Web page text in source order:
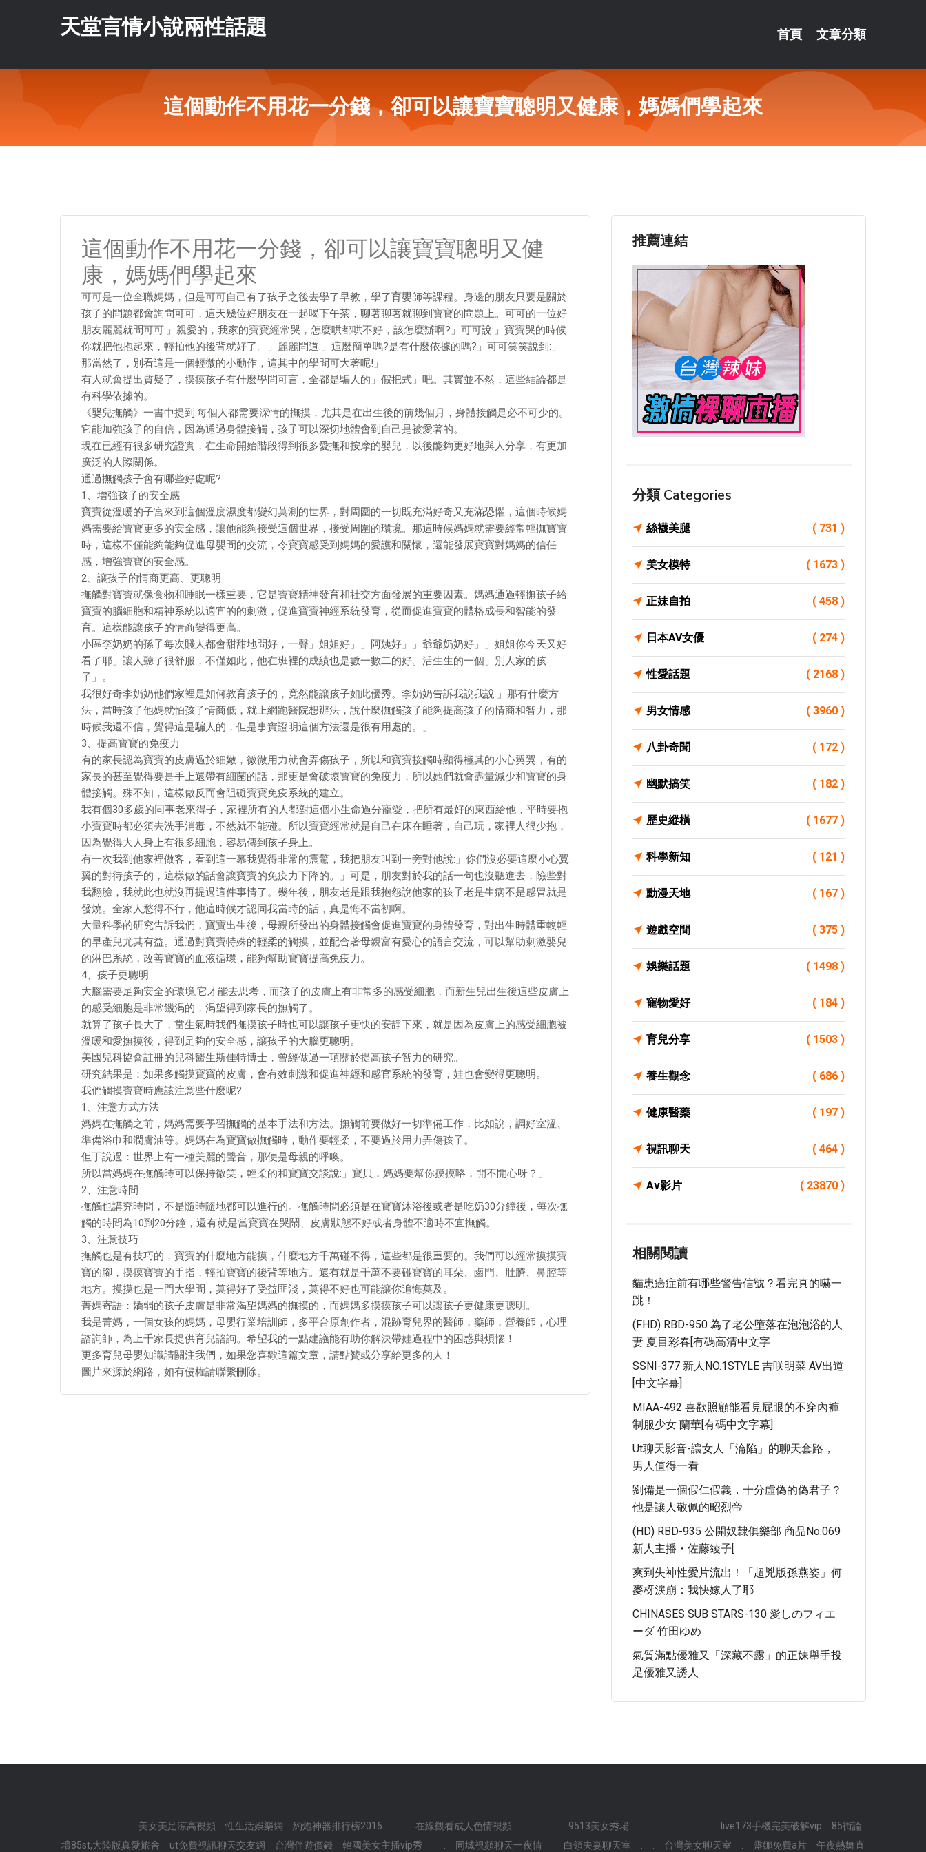
天堂言情小說兩性話題 首頁 文章分類
這個動作不用花一分錢，卻可以讓寶寶聰明又健康，媽媽們學起來
這個動作不用花一分錢，卻可以讓寶寶聰明又健
康，媽媽們學起來
可可是一位全職媽媽，但是可可自己有了孩子之後去學了早教，學了育嬰師等課程。身邊的朋友只要是關於
孩子的問題都會詢問可可，這天幾位好朋友在一起喝下午茶，聊著聊著就聊到寶寶的問題上。可可的一位好
朋友麗麗就問可可:」親愛的，我家的寶寶經常哭，怎麼哄都哄不好，該怎麼辦啊?」可可說:」寶寶哭的時候
你就把他抱起來，輕拍他的後背就好了。」麗麗問道:」這麼簡單嗎?是有什麼依據的嗎?」可可笑笑說到:」
那當然了，別看這是一個輕微的小動作，這其中的學問可大著呢!」
有人就會提出質疑了，摸摸孩子有什麼學問可言，全都是騙人的」假把式」吧。其實並不然，這些結論都是
有科學依據的。
《嬰兒撫觸》一書中提到:每個人都需要深情的撫摸，尤其是在出生後的前幾個月，身體接觸是必不可少的。
它能加強孩子的自信，因為通過身體接觸，孩子可以深切地體會到自己是被愛著的。
現在已經有很多研究證實，在生命開始階段得到很多愛撫和按摩的嬰兒，以後能夠更好地與人分享，有更加
廣泛的人際關係。
通過撫觸孩子會有哪些好處呢?
1、增強孩子的安全感
寶寶從溫暖的子宮來到這個溫度濕度都變幻莫測的世界，對周圍的一切既充滿好奇又充滿恐懼，這個時候媽
媽需要給寶寶更多的安全感，讓他能夠接受這個世界，接受周圍的環境。那這時候媽媽就需要經常輕撫寶寶
時，這樣不僅能夠能夠促進母嬰間的交流，令寶寶感受到媽媽的愛護和關懷，還能發展寶寶對媽媽的信任
感，增強寶寶的安全感。
2、讓孩子的情商更高、更聰明
撫觸對寶寶就像食物和睡眠一樣重要，它是寶寶精神發育和社交方面發展的重要因素。媽媽通過輕撫孩子給
寶寶的腦細胞和精神系統以適宜的的刺激，促進寶寶神經系統發育，從而促進寶寶的體格成長和智能的發
育。這樣能讓孩子的情商變得更高。
小區李奶奶的孫子每次賤人都會甜甜地問好，一聲」姐姐好」」阿姨好」」爺爺奶奶好」」姐姐你今天又好
看了耶」讓人聽了很舒服，不僅如此，他在班裡的成績也是數一數二的好。活生生的一個」別人家的孩
子」。
我很好奇李奶奶他們家裡是如何教育孩子的，竟然能讓孩子如此優秀。李奶奶告訴我說我說:」那有什麼方
法，當時孩子他媽就怕孩子情商低，就上網跑醫院想辦法，說什麼撫觸孩子能夠提高孩子的情商和智力，那
時候我還不信，覺得這是騙人的，但是事實證明這個方法還是很有用處的。」
3、提高寶寶的免疫力
有的家長認為寶寶的皮膚過於細嫩，微微用力就會弄傷孩子，所以和寶寶接觸時顯得極其的小心翼翼，有的
家長的甚至覺得要是手上還帶有細菌的話，那更是會破壞寶寶的免疫力，所以她們就會盡量減少和寶寶的身
體接觸。殊不知，這樣做反而會阻礙寶寶免疫系統的建立。
我有個30多歲的同事老來得子，家裡所有的人都對這個小生命過分寵愛，把所有最好的東西給他，平時要抱
小寶寶時都必須去洗手消毒，不然就不能碰。所以寶寶經常就是自己在床在睡著，自己玩，家裡人很少抱，
因為覺得大人身上有很多細胞，容易傳到孩子身上。
有一次我到他家裡做客，看到這一幕我覺得非常的震驚，我把朋友叫到一旁對他說:」你們沒必要這麼小心翼
翼的對待孩子的，這樣做的話會讓寶寶的免疫力下降的。」可是，朋友對於我的話一句也沒聽進去，險些對
我翻臉，我就此也就沒再提過這件事情了。幾年後，朋友老是跟我抱怨說他家的孩子老是生病不是感冒就是
發燒。全家人愁得不行，他這時候才認同我當時的話，真是悔不當初啊。
大量科學的研究告訴我們，寶寶出生後，母親所發出的身體接觸會促進寶寶的身體發育，對出生時體重較輕
的早產兒尤其有益。通過對寶寶特殊的輕柔的觸摸，並配合著母親富有愛心的語言交流，可以幫助刺激嬰兒
的淋巴系統，改善寶寶的血液循環，能夠幫助寶寶提高免疫力。
4、孩子更聰明
大腦需要足夠安全的環境,它才能去思考，而孩子的皮膚上有非常多的感受細胞，而新生兒出生後這些皮膚上
的感受細胞是非常饑渴的，渴望得到家長的撫觸了。
就算了孩子長大了，當生氣時我們撫摸孩子時也可以讓孩子更快的安靜下來，就是因為皮膚上的感受細胞被
溫暖和愛撫摸後，得到足夠的安全感，讓孩子的大腦更聰明。
美國兒科協會註冊的兒科醫生斯佳特博士，曾經做過一項關於提高孩子智力的研究。
研究結果是：如果多觸摸寶寶的皮膚，會有效刺激和促進神經和感官系統的發育，娃也會變得更聰明。
​我們觸摸寶寶時應該注意些什麼呢?
1、注意方式方法
媽媽在撫觸之前，媽媽需要學習撫觸的基本手法和方法。撫觸前要做好一切準備工作，比如說，調好室溫、
準備浴巾和潤膚油等。媽媽在為寶寶做撫觸時，動作要輕柔，不要過於用力弄傷孩子。
但丁說過：世界上有一種美麗的聲音，那便是母親的呼喚。
所以當媽媽在撫觸時可以保持微笑，輕柔的和寶寶交談說:」寶貝，媽媽要幫你摸摸咯，開不開心呀？」
2、注意時間
撫觸也講究時間，不是隨時隨地都可以進行的。撫觸時間必須是在寶寶沐浴後或者是吃奶30分鐘後，每次撫
觸的時間為10到20分鐘，還有就是當寶寶在哭鬧、皮膚狀態不好或者身體不適時不宜撫觸。
3、注意技巧
撫觸也是有技巧的，寶寶的什麼地方能摸，什麼地方千萬碰不得，這些都是很重要的。我們可以經常摸摸寶
寶的腳，摸摸寶寶的手指，輕拍寶寶的後背等地方。還有就是千萬不要碰寶寶的耳朵、鹵門、肚臍、鼻腔等
地方。摸摸也是一門大學問，莫得好了受益匪淺，莫得不好也可能讓你追悔莫及。
菁媽寄語：嬌弱的孩子皮膚是非常渴望媽媽的撫摸的，而媽媽多摸摸孩子可以讓孩子更健康更聰明。
我是菁媽，一個女孩的媽媽，母嬰行業培訓師，多平台原創作者，混跡育兒界的醫師，藥師，營養師，心理
諮詢師，為上千家長提供育兒諮詢。希望我的一點建議能有助你解決帶娃過程中的困惑與煩惱！
更多育兒母嬰知識請關注我們，如果您喜歡這篇文章，請點贊或分享給更多的人！
圖片來源於網路，如有侵權請聯繫刪除。
推薦連結
分類 Categories
絲襪美腿 ( 731 )
美女模特 ( 1673 )
正妹自拍 ( 458 )
日本AV女優 ( 274 )
性愛話題 ( 2168 )
男女情感 ( 3960 )
八卦奇聞 ( 172 )
幽默搞笑 ( 182 )
歷史縱橫 ( 1677 )
科學新知 ( 121 )
動漫天地 ( 167 )
遊戲空間 ( 375 )
娛樂話題 ( 1498 )
寵物愛好 ( 184 )
育兒分享 ( 1503 )
養生觀念 ( 686 )
健康醫藥 ( 197 )
視訊聊天 ( 464 )
Av影片 ( 23870 )
相關閱讀
貓患癌症前有哪些警告信號？看完真的嚇一
跳！
(FHD) RBD-950 為了老公墮落在泡泡浴的人
妻 夏目彩春[有碼高清中文字
SSNI-377 新人NO.1STYLE 吉咲明菜 AV出道
[中文字幕]
MIAA-492 喜歡照顧能看見屁眼的不穿內褲
制服少女 蘭華[有碼中文字幕]
Ut聊天影音-讓女人「淪陷」的聊天套路，
男人值得一看
劉備是一個假仁假義，十分虛偽的偽君子？
他是讓人敬佩的昭烈帝
(HD) RBD-935 公開奴隷俱樂部 商品No.069
新人主播・佐藤綾子[
爽到失神性愛片流出！「超兇版孫燕姿」何
麥枒淚崩：我快嫁人了耶
CHINASES SUB STARS-130 愛しのフィエ
ーダ 竹田ゆめ
氣質滿點優雅又「深藏不露」的正妹舉手投
足優雅又誘人
美女美足涼高視頻 性生活娛樂網 約炮神器排行榜2016 在線觀看成人色情視頻 9513美女秀場 live173手機完美破解vip
85街論
壇85st,大陸版真愛旅舍
ut免費視訊聊天交友網 台灣伴遊價錢 韓國美女主播vip秀 同城視頻聊天一夜情 白領夫妻聊天室 台灣美女聊天室 露娜免費a片 午夜熱舞直